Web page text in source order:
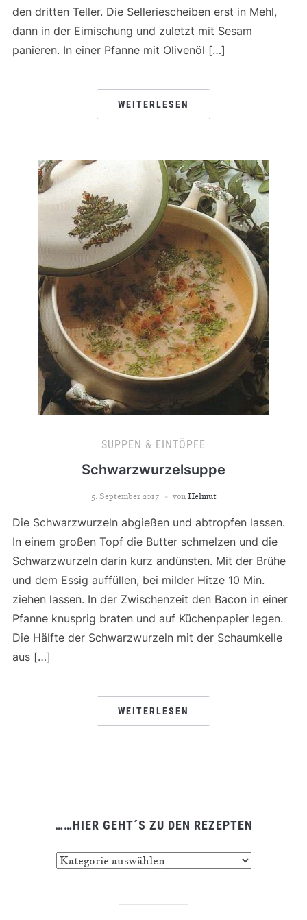
……HIER GEHT´S ZU DEN REZEPTEN
den dritten Teller. Die Selleriescheiben erst in Mehl,
dann in der Eimischung und zuletzt mit Sesam
panieren. In einer Pfanne mit Olivenöl […]
WEITERLESEN
SUPPEN & EINTÖPFE
Schwarzwurzelsuppe
5. September 2017 von Helmut
Die Schwarzwurzeln abgießen und abtropfen lassen.
In einem großen Topf die Butter schmelzen und die
Schwarzwurzeln darin kurz andünsten. Mit der Brühe
und dem Essig auffüllen, bei milder Hitze 10 Min.
ziehen lassen. In der Zwischenzeit den Bacon in einer
Pfanne knusprig braten und auf Küchenpapier legen.
Die Hälfte der Schwarzwurzeln mit der Schaumkelle
aus […]
WEITERLESEN